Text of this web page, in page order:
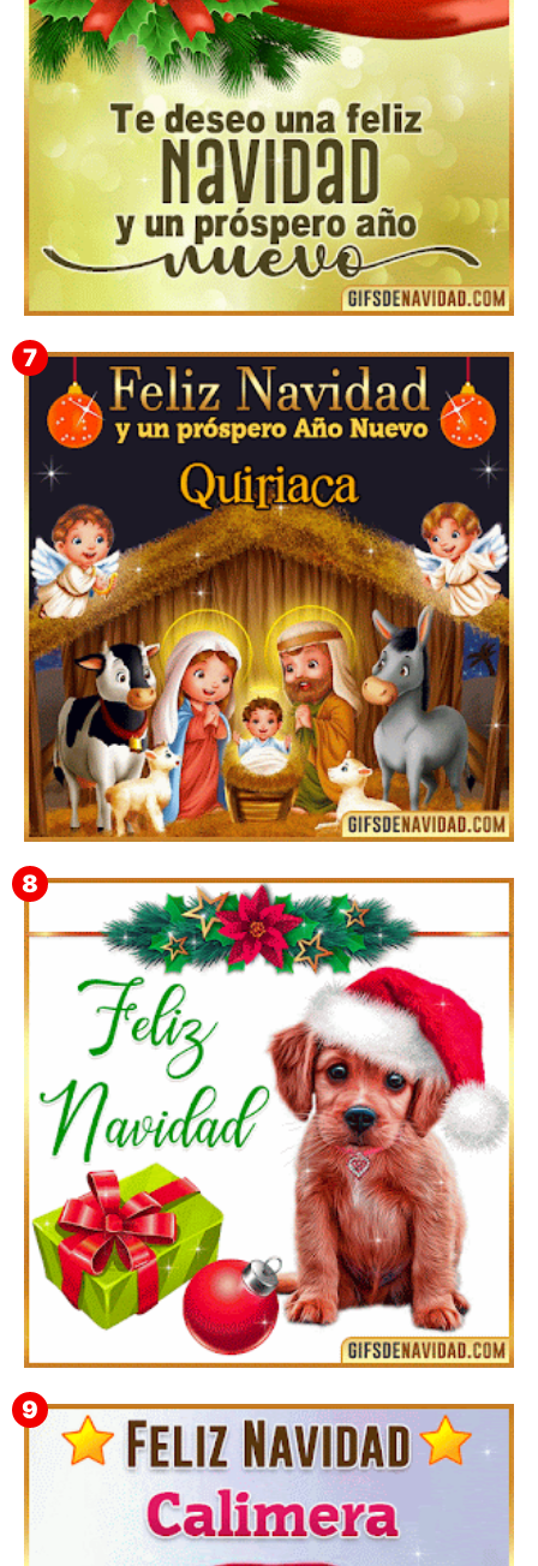
Feliz Navidad y próspero Año Nuevo Gladis
Te deseo una Feliz Navidad Bartolomea
Feliz Navidad y próspero Año Nuevo Quiriaca